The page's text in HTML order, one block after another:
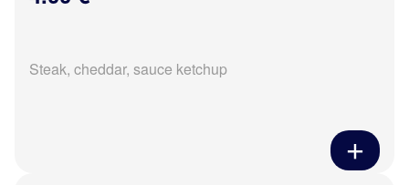
Steak, cheddar, sauce ketchup